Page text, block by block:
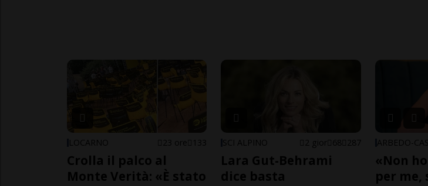
LOCARNO 23 ore 133
Crolla il palco al
Monte Verità: «È stato
SCI ALPINO 2 gior 68 287
Lara Gut-Behrami
dice basta
«Non
per me,